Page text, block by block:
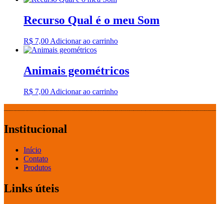
Recurso Qual é o meu Som
R$ 7,00 Adicionar ao carrinho
Animais geométricos
R$ 7,00 Adicionar ao carrinho
Institucional
Início
Contato
Produtos
Links úteis